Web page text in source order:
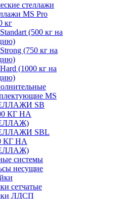
стеллажи
MS Pro
кг
(500 кг на
(750 кг на
(1000 кг на
MS
SB
КГ НА
SBL
КГ НА
системы
несущие
сетчатые
ЛДСП